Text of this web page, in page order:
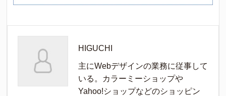
HIGUCHI
主にWebデザインの業務に従事して
いる。カラーミーショップや
Yahoo!ショップなどのショッピン